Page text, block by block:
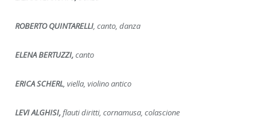
ROBERTO QUINTARELLI, canto, danza
ELENA BERTUZZI,canto
ERICA SCHERL, viella, violino antico
LEVI ALGHISI,flauti diritti, cornamusa, colascione